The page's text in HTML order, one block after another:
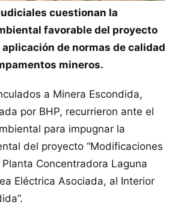
cuestionan la
favorable del proyecto
de normas de calidad
mineros.
a Minera Escondida,
por BHP, recurrieron ante el
para impugnar la
del proyecto “Modificaciones
Concentradora Laguna
Eléctrica Asociada, al Interior